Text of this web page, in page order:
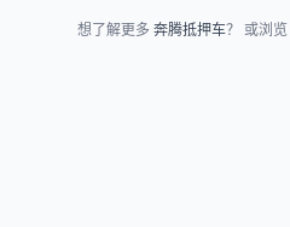
想了解更多 奔腾抵押车？ 或浏览